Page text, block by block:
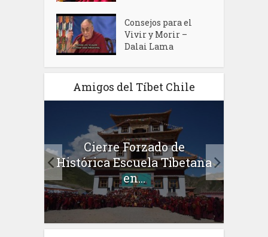
Consejos para el
Vivir y Morir –
Dalai Lama
Amigos del Tíbet Chile
Cierre Forzado de
Histórica Escuela Tibetana
en...